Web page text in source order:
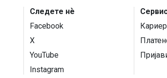
Следете нѐ
Facebook
X
YouTube
Instagram